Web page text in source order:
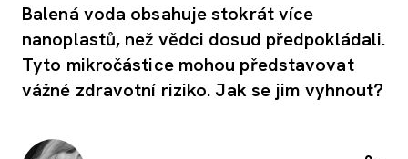
Balená voda obsahuje stokrát více
nanoplastů, než vědci dosud předpokládali.
Tyto mikročástice mohou představovat
vážné zdravotní riziko. Jak se jim vyhnout?